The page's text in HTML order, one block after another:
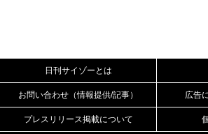
日刊サイゾーとは
お問い合わせ（情報提供/記事） 広告
プレスリリース掲載について